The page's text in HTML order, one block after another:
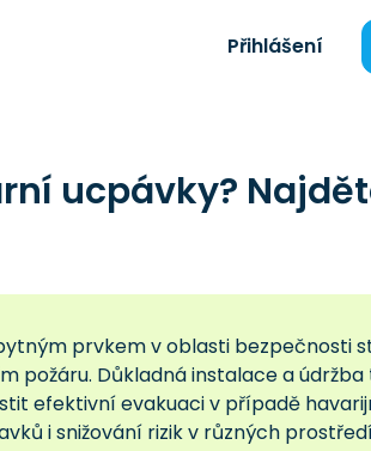
Přihlášení
ucpávky?
prvkem v oblasti bezpečnosti
požáru. Důkladná instalace a
efektivní evakuaci v případě
i snižování rizik v různých